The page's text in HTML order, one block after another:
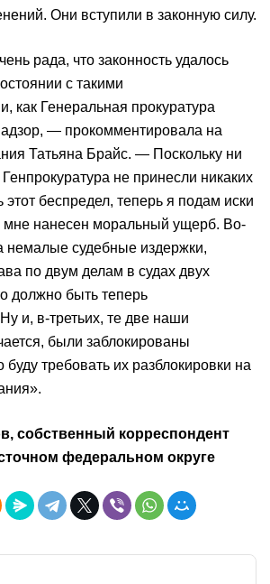
Они вступили в законную силу.
рада, что законность удалось
с такими
как Генеральная прокуратура
— прокомментировала на
Татьяна Брайс. — Поскольку ни
не принесли никаких
этот беспредел, теперь я подам иски
мне нанесен моральный ущерб. Во-
немалые судебные издержки,
по двум делам в судах двух
должно быть теперь
и, в-третьих, те две наши
были заблокированы
буду требовать их разблокировки на
собственный корреспондент
федеральном округе